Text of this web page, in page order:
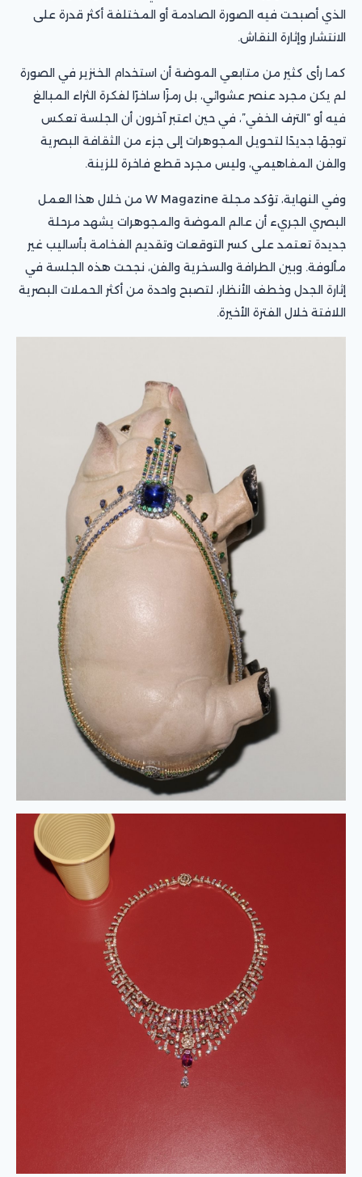
الذي أصبحت فيه الصورة الصادمة أو المختلفة أكثر قدرة على
الانتشار وإثارة النقاش.
كما رأى كثير من متابعي الموضة أن استخدام الخنزير في الصورة
لم يكن مجرد عنصر عشوائي، بل رمزًا ساخرًا لفكرة الثراء المبالغ
فيه أو “الترف الخفي”، في حين اعتبر آخرون أن الجلسة تعكس
توجهًا جديدًا لتحويل المجوهرات إلى جزء من الثقافة البصرية
والفن المفاهيمي، وليس مجرد قطع فاخرة للزينة.
وفي النهاية، تؤكد مجلة W Magazine من خلال هذا العمل
البصري الجريء أن عالم الموضة والمجوهرات يشهد مرحلة
جديدة تعتمد على كسر التوقعات وتقديم الفخامة بأساليب غير
مألوفة. وبين الطرافة والسخرية والفن، نجحت هذه الجلسة في
إثارة الجدل وخطف الأنظار، لتصبح واحدة من أكثر الحملات البصرية
اللافتة خلال الفترة الأخيرة.